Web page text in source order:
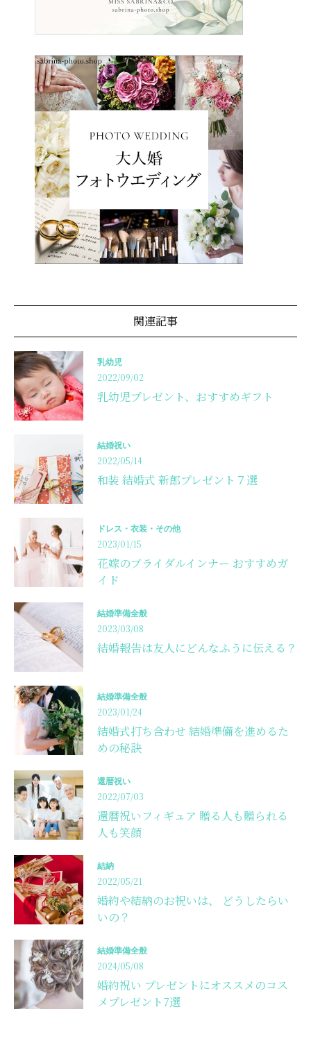
関連記事
乳幼児
2022/09/02
乳幼児プレゼント、おすすめギフト
結婚祝い
2022/05/14
和装 結婚式 新郎プレゼント７選
ドレス・衣装・その他
2023/01/15
花嫁のブライダルインナー おすすめガ
イド
結婚準備全般
2023/03/08
結婚報告は友人にどんなふうに伝える？
結婚準備全般
2023/01/24
結婚式打ち合わせ 結婚準備を進めるた
めの秘訣
還暦祝い
2022/07/03
還暦祝いフィギュア 贈る人も贈られる
人も笑顔
結納
2022/05/21
婚約や結納のお祝いは、 どうしたらい
いの？
結婚準備全般
2024/05/08
婚約祝い プレゼントにオススメのコス
メプレゼント7選